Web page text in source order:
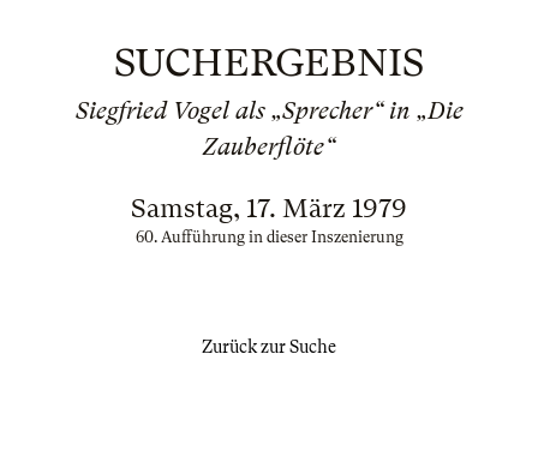
SUCHERGEBNIS
Siegfried Vogel als „Sprecher“ in „Die
Zauberflöte“
Samstag, 17. März 1979
60. Aufführung in dieser Inszenierung
Zurück zur Suche